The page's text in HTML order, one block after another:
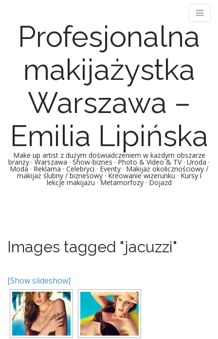
Profesjonalna
makijażystka
Warszawa –
Emilia Lipińska
Make up artist z dużym doświadczeniem w każdym obszarze
branży · Warszawa · Show-biznes · Photo & Video & TV · Uroda ·
Moda · Reklama · Celebryci · Eventy · Makijaż okolicznościowy /
makijaż ślubny / biznesowy · Kreowanie wizerunku · Kursy i
lekcje makijażu · Metamorfozy · Dojazd
Images tagged "jacuzzi"
[Show slideshow]